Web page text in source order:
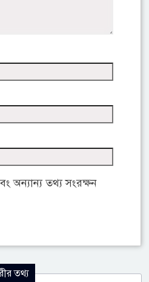
অন্যান্য তথ্য সংরক্ষন
তথ্য